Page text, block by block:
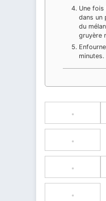
Une
dans un
du
gruyère
minutes.